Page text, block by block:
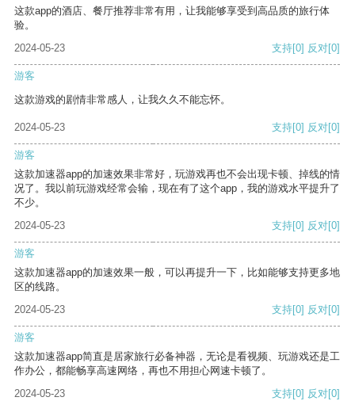
这款app的酒店、餐厅推荐非常有用，让我能够享受到高品质的旅行体
验。
2024-05-23
支持[0] 反对[0]
游客
这款游戏的剧情非常感人，让我久久不能忘怀。
2024-05-23 支持[0] 反对[0]
游客
这款加速器app的加速效果非常好，玩游戏再也不会出现卡顿、掉线的情
况了。我以前玩游戏经常会输，现在有了这个app，我的游戏水平提升了
不少。
2024-05-23
支持[0] 反对[0]
游客
这款加速器app的加速效果一般，可以再提升一下，比如能够支持更多地
区的线路。
2024-05-23
支持[0] 反对[0]
游客
这款加速器app简直是居家旅行必备神器，无论是看视频、玩游戏还是工
作办公，都能畅享高速网络，再也不用担心网速卡顿了。
2024-05-23
支持[0] 反对[0]